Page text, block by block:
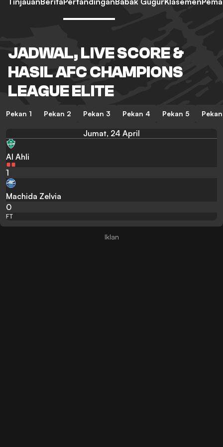
JADWAL, LIVE SCORE &
HASIL AFC CHAMPIONS
LEAGUE ELITE
Pekan 1 Pekan 2 Pekan 3 Pekan 4 Pekan 5
Jumat, 24 April
Al Ahli
1
Machida Zelvia
0
FT